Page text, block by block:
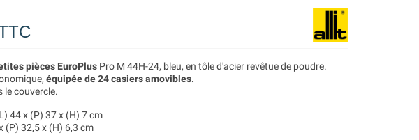
pièces EuroPlus Pro M 44H-24, bleu, en tôle d'acier revêtue de poudre.
équipée de 24 casiers amovibles.
le couvercle.
44 x (P) 37 x (H) 7 cm
(P) 32,5 x (H) 6,3 cm